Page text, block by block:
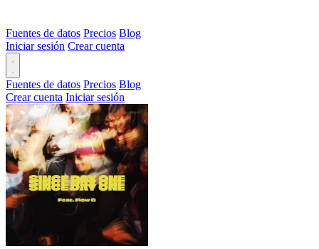
Fuentes de datos Precios Blog
Iniciar sesión Crear cuenta
Fuentes de datos Precios Blog
Crear cuenta Iniciar sesión